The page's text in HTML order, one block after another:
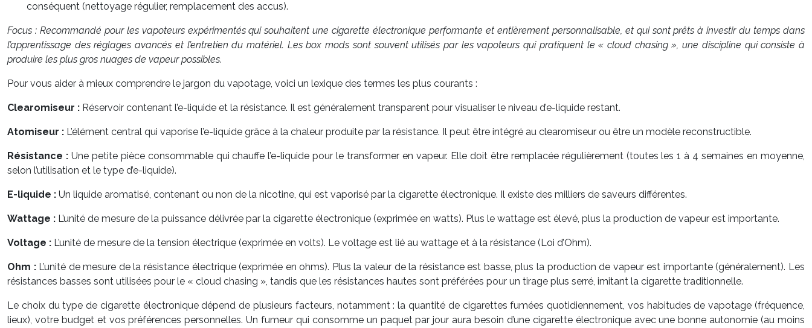
conséquent (nettoyage régulier, remplacement des accus).
Focus : Recommandé pour les vapoteurs expérimentés qui souhaitent une cigarette électronique performante et entièrement personnalisable, et qui sont prêts à investir du temps dans
l’apprentissage des réglages avancés et l’entretien du matériel. Les box mods sont souvent utilisés par les vapoteurs qui pratiquent le « cloud chasing », une discipline qui consiste à
produire les plus gros nuages de vapeur possibles.
Pour vous aider à mieux comprendre le jargon du vapotage, voici un lexique des termes les plus courants :
Clearomiseur : Réservoir contenant l’e-liquide et la résistance. Il est généralement transparent pour visualiser le niveau d’e-liquide restant.
Atomiseur : L’élément central qui vaporise l’e-liquide grâce à la chaleur produite par la résistance. Il peut être intégré au clearomiseur ou être un modèle reconstructible.
Résistance : Une petite pièce consommable qui chauffe l’e-liquide pour le transformer en vapeur. Elle doit être remplacée régulièrement (toutes les 1 à 4 semaines en moyenne,
selon l’utilisation et le type d’e-liquide).
E-liquide : Un liquide aromatisé, contenant ou non de la nicotine, qui est vaporisé par la cigarette électronique. Il existe des milliers de saveurs différentes.
Wattage : L’unité de mesure de la puissance délivrée par la cigarette électronique (exprimée en watts). Plus le wattage est élevé, plus la production de vapeur est importante.
Voltage : L’unité de mesure de la tension électrique (exprimée en volts). Le voltage est lié au wattage et à la résistance (Loi d’Ohm).
Ohm : L’unité de mesure de la résistance électrique (exprimée en ohms). Plus la valeur de la résistance est basse, plus la production de vapeur est importante (généralement). Les
résistances basses sont utilisées pour le « cloud chasing », tandis que les résistances hautes sont préférées pour un tirage plus serré, imitant la cigarette traditionnelle.
Le choix du type de cigarette électronique dépend de plusieurs facteurs, notamment : la quantité de cigarettes fumées quotidiennement, vos habitudes de vapotage (fréquence,
lieux), votre budget et vos préférences personnelles. Un fumeur qui consomme un paquet par jour aura besoin d’une cigarette électronique avec une bonne autonomie (au moins